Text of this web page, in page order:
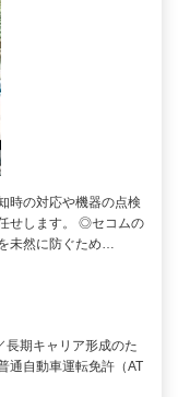
時の対応や機器の点検
せします。 ◎セコムの
未然に防ぐため…
長期キャリア形成のた
自動車運転免許（AT